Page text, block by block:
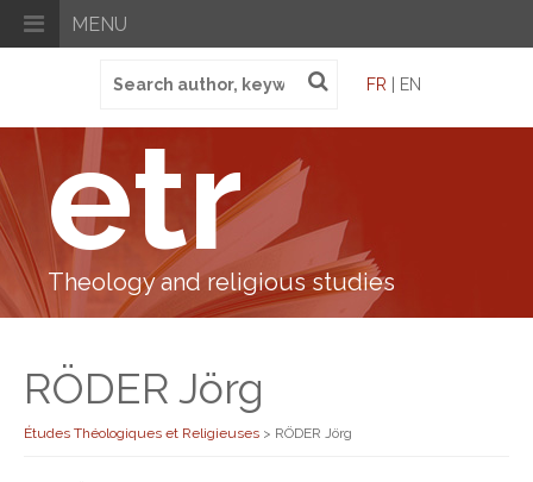
MENU
for:
FR | EN
etr
Theology and religious studies
RÖDER Jörg
Études Théologiques et Religieuses > RÖDER Jörg